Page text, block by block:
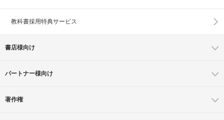
教科書採用特典サービス
書店様向け
パートナー様向け
著作権